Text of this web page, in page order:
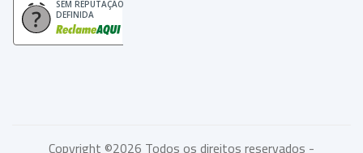
SEM REPUTAÇÃO
DEFINIDA
Copyright ©2026 Todos os direitos reservados -